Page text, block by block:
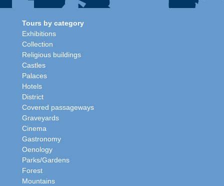
Tours by category
Exhibitions
Collection
Religious buildings
Castles
Palaces
Hotels
District
Covered passageways
Graveyards
Cinema
Gastronomy
Oenology
Parks/Gardens
Forest
Mountains